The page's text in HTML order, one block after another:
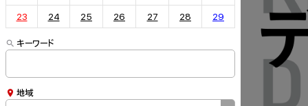
23 24 25 26 27 28 29
キーワード
地域